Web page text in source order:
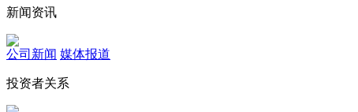
新闻资讯
公司新闻 媒体报道
投资者关系